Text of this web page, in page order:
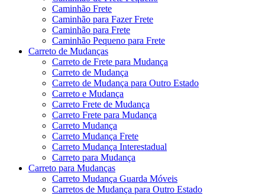
Caminhão Frete
Caminhão para Fazer Frete
Caminhão para Frete
Caminhão Pequeno para Frete
Carreto de Mudanças
Carreto de Frete para Mudança
Carreto de Mudança
Carreto de Mudança para Outro Estado
Carreto e Mudança
Carreto Frete de Mudança
Carreto Frete para Mudança
Carreto Mudança
Carreto Mudança Frete
Carreto Mudança Interestadual
Carreto para Mudança
Carreto para Mudanças
Carreto Mudança Guarda Móveis
Carretos de Mudança para Outro Estado